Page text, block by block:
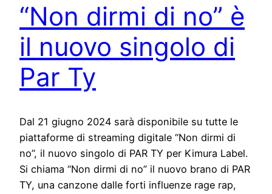
“Non dirmi di no” è
il nuovo singolo di
Par Ty
Dal 21 giugno 2024 sarà disponibile su tutte le
piattaforme di streaming digitale “Non dirmi di
no”, il nuovo singolo di PAR TY per Kimura Label.
Si chiama “Non dirmi di no” il nuovo brano di PAR
TY, una canzone dalle forti influenze rage rap,